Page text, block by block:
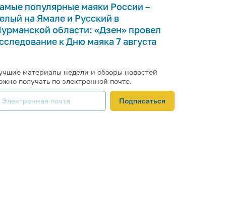
популярные маяки России –
на Ямале и Русский в
области: «Дзен» провел
к Дню маяка 7 августа
материалы недели и обзоры новостей
получать по электронной почте.
Подписаться